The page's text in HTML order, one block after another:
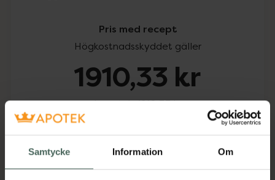
Samtycke Information Om
Pris med recept
Högkostnadsskyddet gäller
1910,33 kr
I apotek:1910,33 kr
Köp via ditt recept